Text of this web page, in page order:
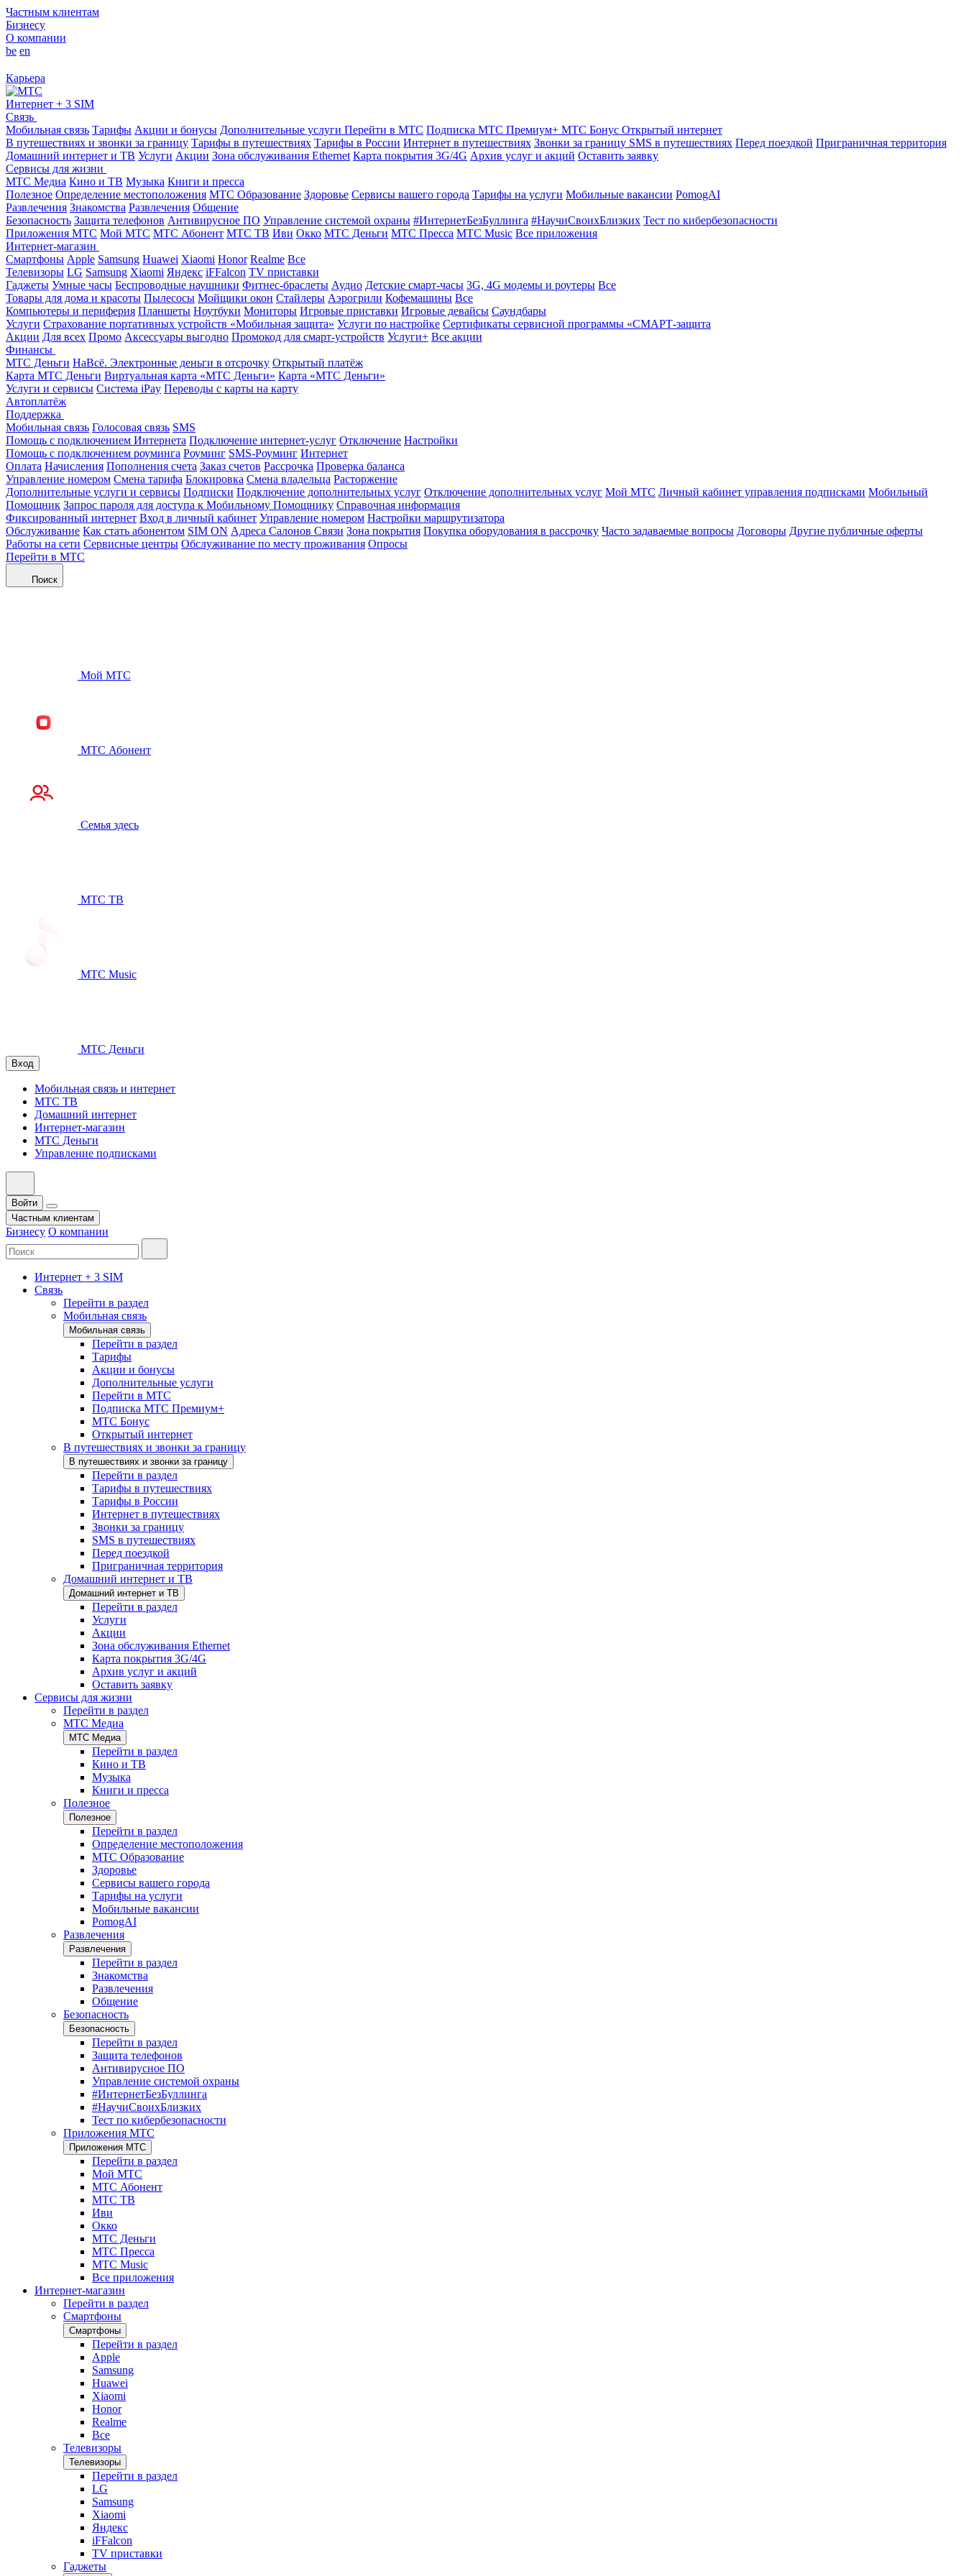
Частным клиентам
Бизнесу
О компании
be en
Карьера
Интернет + 3 SIM
Связь
Мобильная связь Тарифы Акции и бонусы Дополнительные услуги Перейти в МТС Подписка МТС Премиум+ МТС Бонус Открытый интернет
В путешествиях и звонки за границу Тарифы в путешествиях Тарифы в России Интернет в путешествиях Звонки за границу SMS в путешествиях Перед поездкой Приграничная территория
Домашний интернет и ТВ Услуги Акции Зона обслуживания Ethernet Карта покрытия 3G/4G Архив услуг и акций Оставить заявку
Сервисы для жизни
МТС Медиа Кино и ТВ Музыка Книги и пресса
Полезное Определение местоположения МТС Образование Здоровье Сервисы вашего города Тарифы на услуги Мобильные вакансии PomogAI
Развлечения Знакомства Развлечения Общение
Безопасность Защита телефонов Антивирусное ПО Управление системой охраны #ИнтернетБезБуллинга #НаучиСвоихБлизких Тест по кибербезопасности
Приложения МТС Мой МТС МТС Абонент МТС ТВ Иви Окко МТС Деньги МТС Пресса МТС Music Все приложения
Интернет-магазин
Смартфоны Apple Samsung Huawei Xiaomi Honor Realme Все
Телевизоры LG Samsung Xiaomi Яндекс iFFalcon TV приставки
Гаджеты Умные часы Беспроводные наушники Фитнес-браслеты Аудио Детские смарт-часы 3G, 4G модемы и роутеры Все
Товары для дома и красоты Пылесосы Мойщики окон Стайлеры Аэрогрили Кофемашины Все
Компьютеры и периферия Планшеты Ноутбуки Мониторы Игровые приставки Игровые девайсы Саундбары
Услуги Страхование портативных устройств «Мобильная защита» Услуги по настройке Сертификаты сервисной программы «СМАРТ-защита
Акции Для всех Промо Аксессуары выгодно Промокод для смарт-устройств Услуги+ Все акции
Финансы
МТС Деньги НаВсё. Электронные деньги в отсрочку Открытый платёж
Карта МТС Деньги Виртуальная карта «МТС Деньги» Карта «МТС Деньги»
Услуги и сервисы Система iPay Переводы с карты на карту
Автоплатёж
Поддержка
Мобильная связь Голосовая связь SMS
Помощь с подключением Интернета Подключение интернет-услуг Отключение Настройки
Помощь с подключением роуминга Роуминг SMS-Роуминг Интернет
Оплата Начисления Пополнения счета Заказ счетов Рассрочка Проверка баланса
Управление номером Смена тарифа Блокировка Смена владельца Расторжение
Дополнительные услуги и сервисы Подписки Подключение дополнительных услуг Отключение дополнительных услуг Мой МТС Личный кабинет управления подписками Мобильный
Помощник Запрос пароля для доступа к Мобильному Помощнику Справочная информация
Фиксированный интернет Вход в личный кабинет Управление номером Настройки маршрутизатора
Обслуживание Как стать абонентом SIM ON Адреса Салонов Связи Зона покрытия Покупка оборудования в рассрочку Часто задаваемые вопросы Договоры Другие публичные оферты
Работы на сети Сервисные центры Обслуживание по месту проживания Опросы
Перейти в МТС
Поиск
Мой МТС
МТС Абонент
Семья здесь
МТС ТВ
МТС Music
МТС Деньги
Вход
Мобильная связь и интернет
МТС ТВ
Домашний интернет
Интернет-магазин
МТС Деньги
Управление подписками
Войти
Частным клиентам
Бизнесу О компании
Интернет + 3 SIM
Связь
Перейти в раздел
Мобильная связь
Мобильная связь
Перейти в раздел
Тарифы
Акции и бонусы
Дополнительные услуги
Перейти в МТС
Подписка МТС Премиум+
МТС Бонус
Открытый интернет
В путешествиях и звонки за границу
В путешествиях и звонки за границу
Перейти в раздел
Тарифы в путешествиях
Тарифы в России
Интернет в путешествиях
Звонки за границу
SMS в путешествиях
Перед поездкой
Приграничная территория
Домашний интернет и ТВ
Домашний интернет и ТВ
Перейти в раздел
Услуги
Акции
Зона обслуживания Ethernet
Карта покрытия 3G/4G
Архив услуг и акций
Оставить заявку
Сервисы для жизни
Перейти в раздел
МТС Медиа
МТС Медиа
Перейти в раздел
Кино и ТВ
Музыка
Книги и пресса
Полезное
Полезное
Перейти в раздел
Определение местоположения
МТС Образование
Здоровье
Сервисы вашего города
Тарифы на услуги
Мобильные вакансии
PomogAI
Развлечения
Развлечения
Перейти в раздел
Знакомства
Развлечения
Общение
Безопасность
Безопасность
Перейти в раздел
Защита телефонов
Антивирусное ПО
Управление системой охраны
#ИнтернетБезБуллинга
#НаучиСвоихБлизких
Тест по кибербезопасности
Приложения МТС
Приложения МТС
Перейти в раздел
Мой МТС
МТС Абонент
МТС ТВ
Иви
Окко
МТС Деньги
МТС Пресса
МТС Music
Все приложения
Интернет-магазин
Перейти в раздел
Смартфоны
Смартфоны
Перейти в раздел
Apple
Samsung
Huawei
Xiaomi
Honor
Realme
Все
Телевизоры
Телевизоры
Перейти в раздел
LG
Samsung
Xiaomi
Яндекс
iFFalcon
TV приставки
Гаджеты